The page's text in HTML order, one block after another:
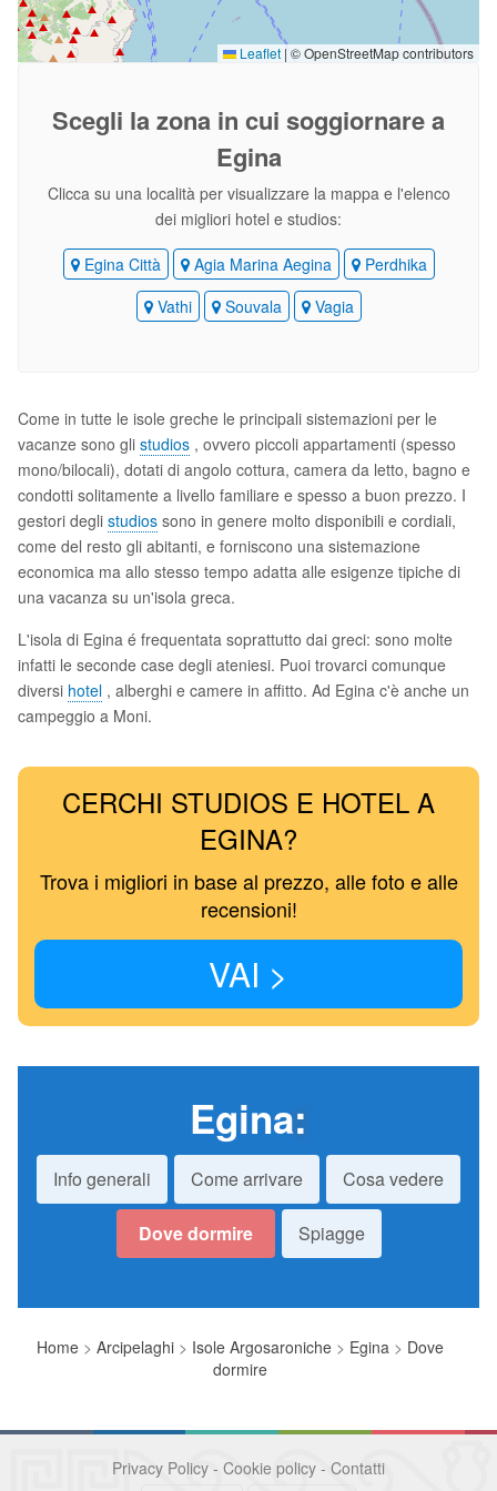
Leaflet | © OpenStreetMap contributors
Scegli la zona in cui soggiornare a
Egina
Clicca su una località per visualizzare la mappa e l'elenco
dei migliori hotel e studios:
Egina Città Agia Marina Aegina
Perdhika
Vathi
Souvala Vagia
Come in tutte le isole greche le principali sistemazioni per le
vacanze sono gli studios , ovvero piccoli appartamenti (spesso
mono/bilocali), dotati di angolo cottura, camera da letto, bagno e
condotti solitamente a livello familiare e spesso a buon prezzo. I
gestori degli studios sono in genere molto disponibili e cordiali,
come del resto gli abitanti, e forniscono una sistemazione
economica ma allo stesso tempo adatta alle esigenze tipiche di
una vacanza su un'isola greca.
L'isola di Egina é frequentata soprattutto dai greci: sono molte
infatti le seconde case degli ateniesi. Puoi trovarci comunque
diversi hotel , alberghi e camere in affitto. Ad Egina c'è anche un
campeggio a Moni.
CERCHI STUDIOS E HOTEL A
EGINA?
Trova i migliori in base al prezzo, alle foto e alle
recensioni!
VAI >
Egina:
Info generali Come arrivare Cosa vedere
Dove dormire Spiagge
Home > Arcipelaghi > Isole Argosaroniche > Egina > Dove
dormire
Privacy Policy - Cookie policy - Contatti